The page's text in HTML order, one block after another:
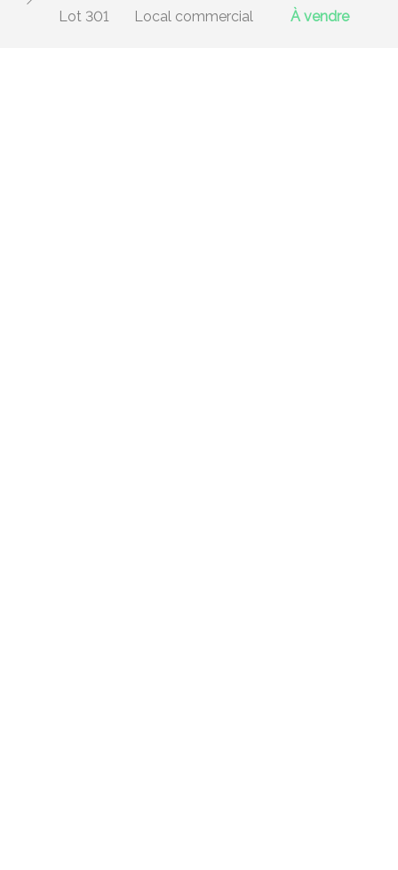
Lot 301
Local commercial
À vendre